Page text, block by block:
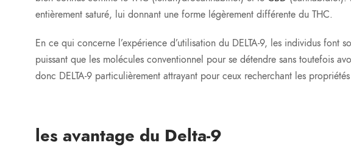
entièrement saturé, lui donnant une forme légèrement différente du THC.
En ce qui concerne l’expérience d’utilisation du DELTA-9, les individus font
puissant que les molécules conventionnel pour se détendre sans toutefois
donc DELTA-9 particulièrement attrayant pour ceux recherchant les
les avantage du Delta-9